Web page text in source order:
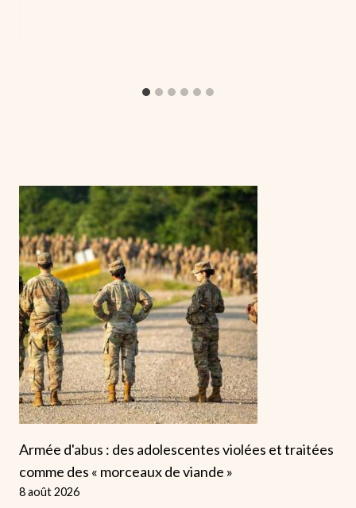
Armée d'abus : des adolescentes violées et traitées
comme des « morceaux de viande »
8 août 2026